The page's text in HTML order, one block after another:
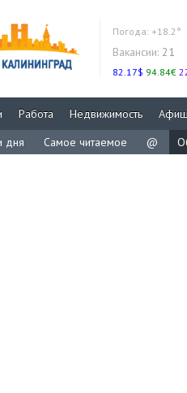
Погода: +18.2°
Вакансии: 21
82.17$ 94.84€
Работа Недвижимость
дня
Самое читаемое @